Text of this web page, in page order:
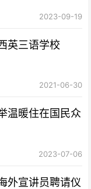
2023-09-19
英三语学校
2021-06-30
温暖住在国民众
2023-07-06
外宣讲员聘请仪